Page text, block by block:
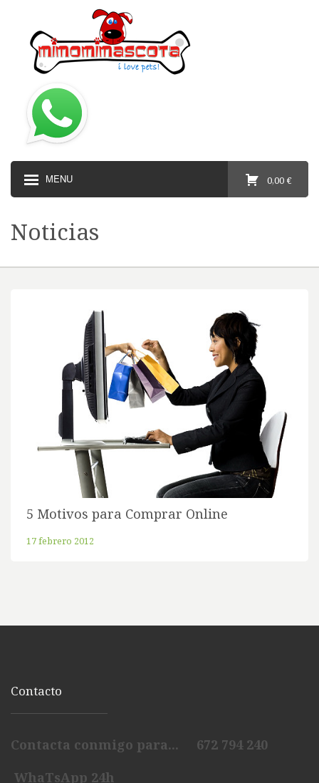
MENU 0,00 €
Noticias
5 Motivos para Comprar Online
17 febrero 2012
Contacto
Contacta conmigo para... 672 794 240
WhaTsApp 24h